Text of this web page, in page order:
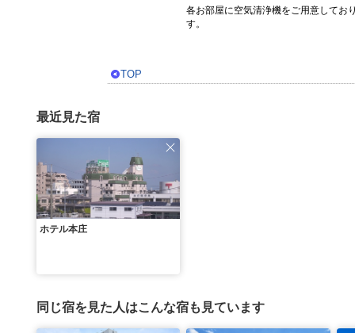
各お部屋に空気清浄機をご用意してお
す。
TOP
最近見た宿
ホテル本庄
同じ宿を見た人はこんな宿も見ています